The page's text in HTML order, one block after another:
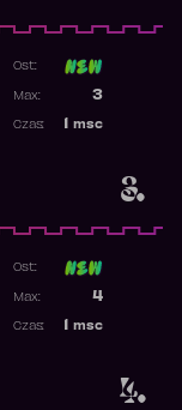
3.
Ost:
3
Max:
msc
Czas:
4.
Ost:
4
Max:
msc
Czas: